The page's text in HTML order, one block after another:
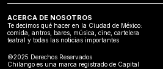
ACERCA DE NOSOTROS
Te decimos qué hacer en la Ciudad de México:
comida, antros, bares, música, cine, cartelera
teatral y todas las noticias importantes
©2025 Derechos Reservados
Chilango es una marca registrado de Capital